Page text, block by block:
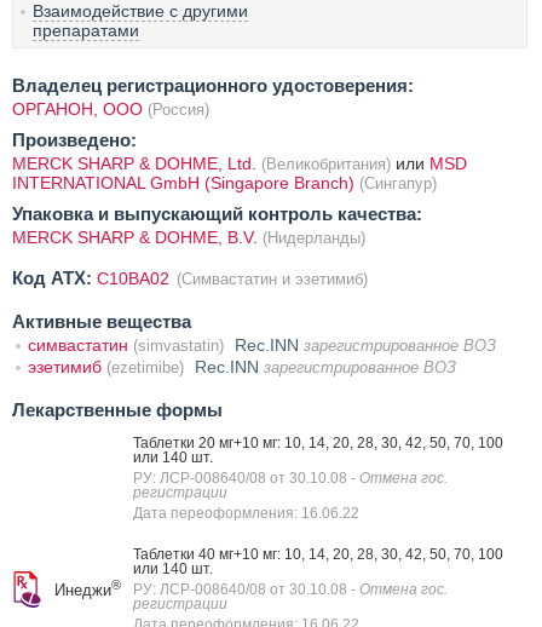
Взаимодействие с другими
препаратами
Владелец регистрационного удостоверения:
ОРГАНОН, ООО (Россия)
Произведено:
MERCK SHARP & DOHME, Ltd. (Великобритания) или MSD
INTERNATIONAL GmbH (Singapore Branch) (Сингапур)
Упаковка и выпускающий контроль качества:
MERCK SHARP & DOHME, B.V. (Нидерланды)
Код ATX: C10BA02 (Симвастатин и эзетимиб)
Активные вещества
симвастатин (simvastatin) Rec.INN зарегистрированное ВОЗ
эзетимиб (ezetimibe) Rec.INN зарегистрированное ВОЗ
Лекарственные формы
Инеджи®
Таблетки 20 мг+10 мг: 10, 14, 20, 28, 30, 42, 50, 70, 100
или 140 шт.
РУ: ЛСР-008640/08 от 30.10.08 - Отмена гос.
регистрации
Дата переоформления: 16.06.22
Таблетки 40 мг+10 мг: 10, 14, 20, 28, 30, 42, 50, 70, 100
или 140 шт.
РУ: ЛСР-008640/08 от 30.10.08 - Отмена гос.
регистрации